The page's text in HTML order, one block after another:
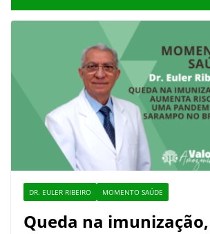
DR. EULER RIBEIRO MOMENTO SAÚDE
Queda na imunização,